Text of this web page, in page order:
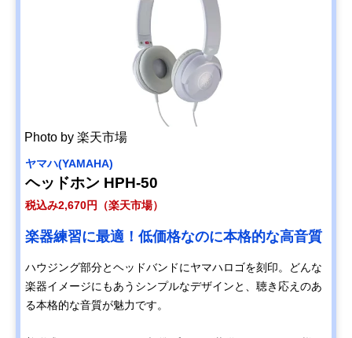
Photo by 楽天市場
ヤマハ(YAMAHA)
ヘッドホン HPH-50
税込み2,670円（楽天市場）
楽器練習に最適！低価格なのに本格的な高音質
ハウジング部分とヘッドバンドにヤマハロゴを刻印。どんな
楽器イメージにもあうシンプルなデザインと、聴き応えのあ
る本格的な音質が魅力です。